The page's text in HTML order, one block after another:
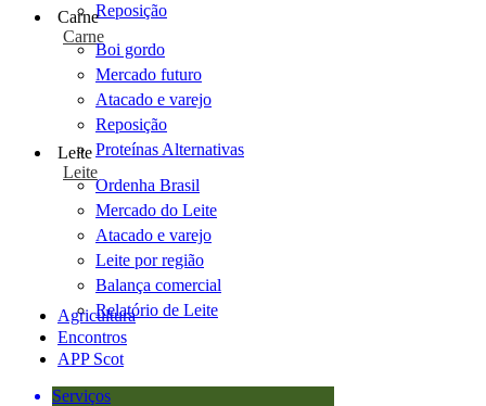
Reposição
Carne
Carne
Boi gordo
Mercado futuro
Atacado e varejo
Reposição
Proteínas Alternativas
Leite
Leite
Ordenha Brasil
Mercado do Leite
Atacado e varejo
Leite por região
Balança comercial
Relatório de Leite
Agricultura
Encontros
APP Scot
Serviços